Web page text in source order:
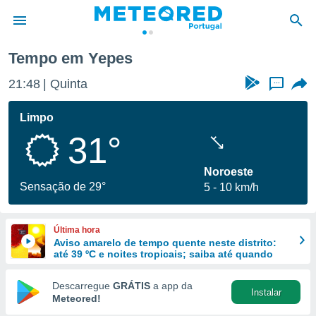
da
foi
fornecidas
a este
das
e
forma
digital
Tempo em Yepes
21:48 Quinta ...
Limpo
31°
Sensação de 29°
Noroeste
5
10 km/h
Última hora
Aviso amarelo de tempo quente neste distrito:
até 39 ºC e noites tropicais; saiba até quando
Descarregue GRÁTIS a app da
Meteored!
Instalar